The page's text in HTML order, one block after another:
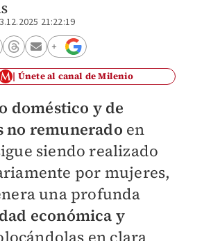
21:22:19
Únete al canal de Milenio
doméstico y de
no remunerado en
siendo realizado
por mujeres,
una profunda
económica y
en clara